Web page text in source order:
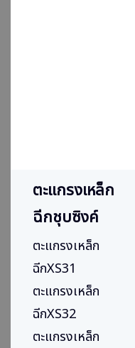
ตะแกรงเหล็ก
ฉีกชุบซิงค์
ตะแกรงเหล็ก
ฉีกXS31
ตะแกรงเหล็ก
ฉีกXS32
ตะแกรงเหล็ก